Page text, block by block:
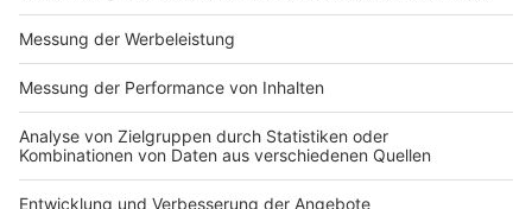
Anzeige
E-Scooter Chaos in Düsseldorf: Stadt plant
weitere Regeln
Düsseldorf: Neue Regeln für E-Scooter